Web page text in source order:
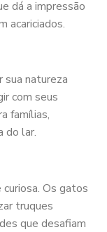
dá a impressão
acariciados.
sua natureza
com seus
famílias,
do lar.
Os gatos
truques
que desafiam